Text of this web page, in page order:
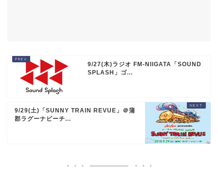
9/27(木)ラジオ FM-NIIGATA「SOUND
SPLASH」ゴ...
9/29(土)「SUNNY TRAIN REVUE」＠蒲
郡ラグーナビーチ...